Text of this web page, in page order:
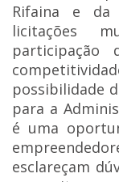
Rifaina e da
licitações
participação
possibilidade
para a
é uma
esclareçam